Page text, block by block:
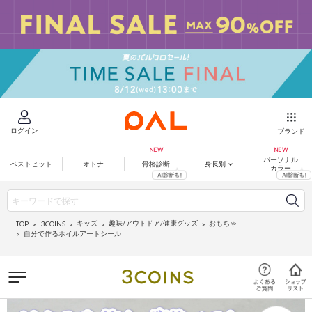
ログイン ブランド
ベストヒット オトナ 骨格診断 身長別
パーソナル
カラー
TOP 3COINS キッズ 趣味/アウトドア/健康グッズ
おもちゃ
自分で作るホイルアートシール